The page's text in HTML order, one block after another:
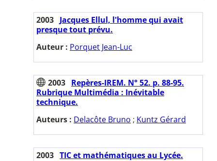
2003 Jacques Ellul, l'homme qui avait
presque tout prévu.
Auteur : Porquet Jean-Luc
2003 Repères-IREM. N° 52. p. 88-95.
Rubrique Multimédia : Inévitable
technique.
Auteurs : Delacôte Bruno ; Kuntz Gérard
2003 TIC et mathématiques au Lycée.